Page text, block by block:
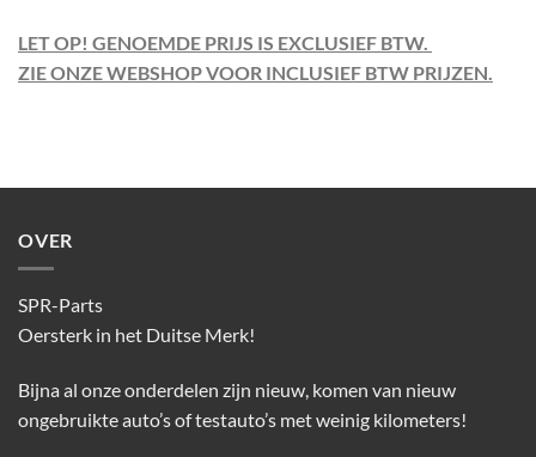
LET OP! GENOEMDE PRIJS IS EXCLUSIEF BTW.
ZIE ONZE WEBSHOP VOOR INCLUSIEF BTW PRIJZEN.
OVER
SPR-Parts
Oersterk in het Duitse Merk!
Bijna al onze onderdelen zijn nieuw, komen van nieuw
ongebruikte auto’s of testauto’s met weinig kilometers!